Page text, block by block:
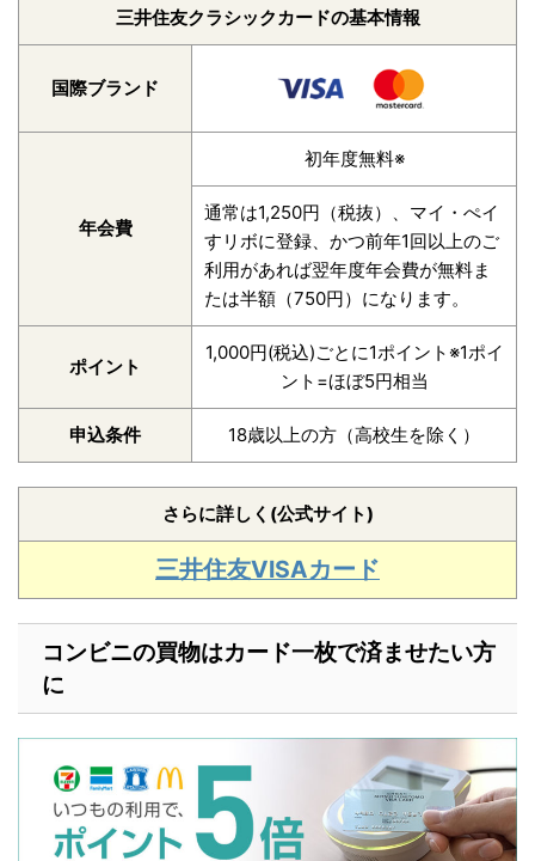
三井住友クラシックカードの基本情報
国際ブランド
年会費
初年度無料※
通常は1,250円（税抜）、マイ・ぺイ
すリボに登録、かつ前年1回以上のご
利用があれば翌年度年会費が無料ま
たは半額（750円）になります。
ポイント
1,000円(税込)ごとに1ポイント※1ポイ
ント=ほぼ5円相当
申込条件 18歳以上の方（高校生を除く）
さらに詳しく(公式サイト)
三井住友VISAカード
コンビニの買物はカード一枚で済ませたい方
に